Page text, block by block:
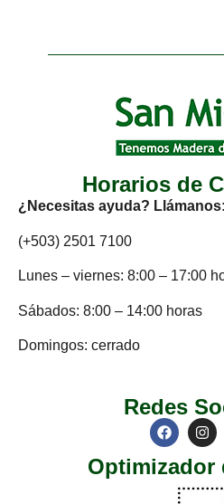
Horarios de
¿Necesitas ayuda? Llámanos:
(+503) 2501 7100
Lunes – viernes: 8:00 – 17:00
Sábados: 8:00 – 14:00 horas
Domingos: cerrado
Redes
Optimizador